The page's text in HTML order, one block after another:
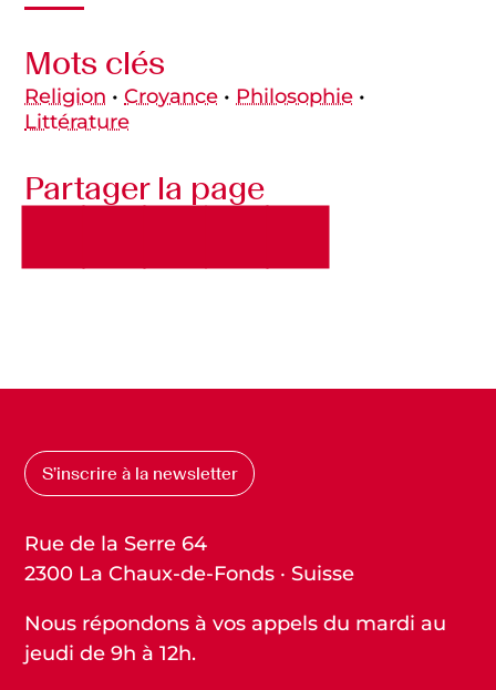
Mots clés
Religion •Croyance • Philosophie •
Littérature
Partager la page
S’inscrire à la newsletter
Rue de la Serre 64
2300 La Chaux-de-Fonds · Suisse
Nous répondons à vos appels du mardi au
jeudi de 9h à 12h.